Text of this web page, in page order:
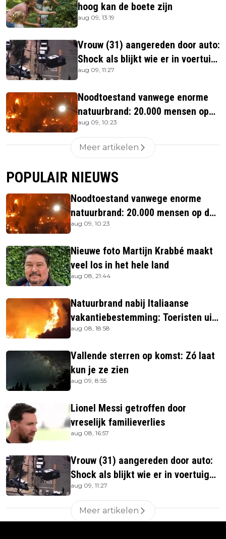
hoog kan de boete zijn
aug 09, 13:19
Vrouw (31) aangereden door auto:
Shock als blijkt wie er in voertuig
zitten
aug 09, 11:27
Noodtoestand vanwege enorme
natuurbrand: 20.000 mensen op
de vlucht
aug 09, 10:23
Meer artikelen
POPULAIR NIEUWS
Noodtoestand vanwege enorme
natuurbrand: 20.000 mensen op de
vlucht
aug 09, 10:23
Nieuwe foto Martijn Krabbé maakt
veel los in het hele land
aug 08, 21:44
Natuurbrand nabij Italiaanse
vakantiebestemming: Toeristen uit
verblijven gehaald
aug 08, 18:58
Vallende sterren op komst: Zó laat
kun je ze zien
aug 09, 8:55
Lionel Messi getroffen door
vreselijk familieverlies
aug 08, 16:57
Vrouw (31) aangereden door auto:
Shock als blijkt wie er in voertuig
zitten
aug 09, 11:27
Meer artikelen